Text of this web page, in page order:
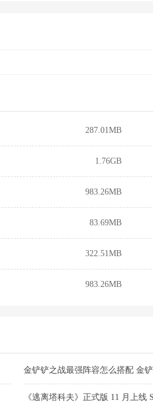
287.01MB
1.76GB
983.26MB
83.69MB
322.51MB
983.26MB
金铲铲之战最强阵容怎么搭配 金
2025
《逃离塔科夫》正式版 11 月上线